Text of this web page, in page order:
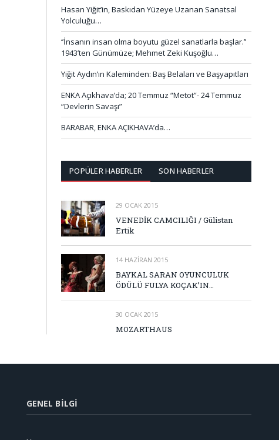
Hasan Yiğit’in, Baskıdan Yüzeye Uzanan Sanatsal
Yolculuğu…
‘’İnsanın insan olma boyutu güzel sanatlarla başlar.’’
1943’ten Günümüze; Mehmet Zeki Kuşoğlu…
Yiğit Aydın’ın Kaleminden: Baş Belaları ve Başyapıtları
ENKA Açıkhava’da; 20 Temmuz “Metot”- 24 Temmuz
“Devlerin Savaşı”
BARABAR, ENKA AÇIKHAVA’da…
POPÜLER HABERLER SON HABERLER
29 OCAK 2015
VENEDİK CAMCILIĞI / Gülistan
Ertik
14 HAZIRAN 2015
BAYKAL SARAN OYUNCULUK
ÖDÜLÜ FULYA KOÇAK’IN…
30 OCAK 2015
MOZARTHAUS
GENEL BILGI